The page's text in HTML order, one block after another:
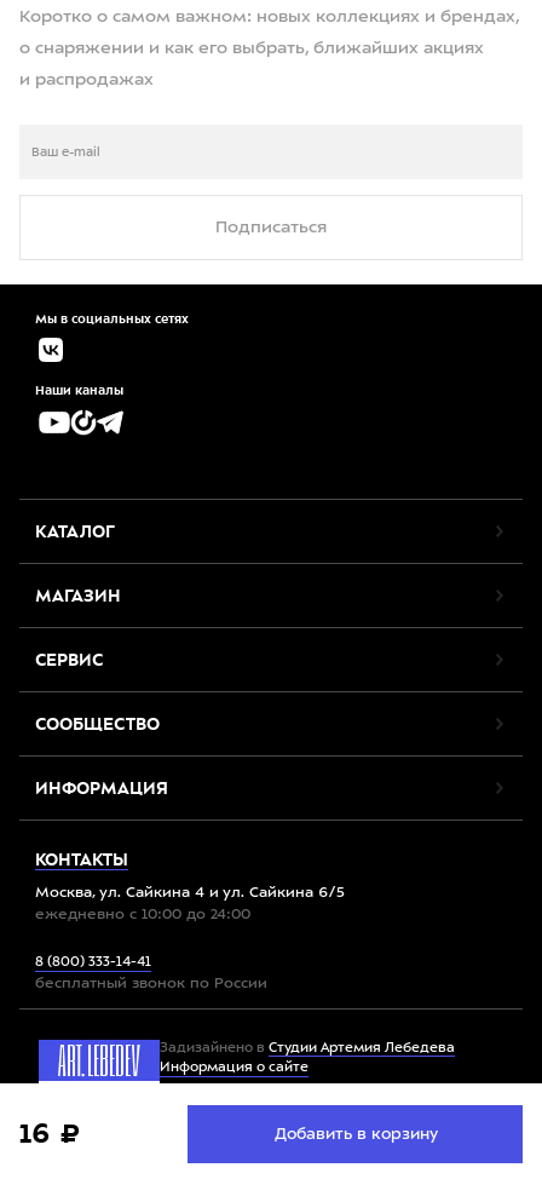
Коротко о самом важном: новых коллекциях и брендах,
о снаряжении и как его выбрать, ближайших акциях
и распродажах
Подписаться
Мы в социальных сетях
Наши каналы
КАТАЛОГ
МАГАЗИН
СЕРВИС
СООБЩЕСТВО
ИНФОРМАЦИЯ
КОНТАКТЫ
Москва, ул. Сайкина 4 и ул. Сайкина 6/5
ежедневно с 10:00 до 24:00
8 (800) 333-14-41
бесплатный звонок по России
Задизайнено в Студии Артемия Лебедева
Информация о сайте
Все права защищены. 2012-2026 © Спорт-Марафон
сайтом, вы соглашаетесь с
условиями использования
Принять
16 ₽ Добавить в корзину